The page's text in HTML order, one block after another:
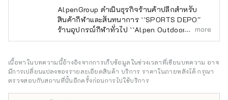
AlpenGroup ดำเนินธุรกิจร้านค้าปลีกสำหรับ
สินค้ากีฬาและสันทนาการ ``SPORTS DEPO''
ร้านอุปกรณ์กีฬาทั่วไป ``Alpen Outdoors'' ร้าน
ขายอุปกรณ์กลางแจ้งเฉพาะทาง และ ``GOLF5''
ทั่วประเทศ โดยนำเสนอสินค้ากีฬาจากแบรนด์
กีฬาชื่อดังรวมถึง เครื่องแต่งกายและรองเท้าที่ทัน
สมัยเรานำเสนอผลิตภัณฑ์และบริการที่หลาก
more
เนื้อหาในบทความนี้อ้างอิงจากการเก็บข้อมูลในช่วงเวลาที่เขียนบทความ อาจ
มีการเปลี่ยนแปลงของรายละเอียดสินค้า บริการ ราคาในภายหลังได้ กรุณา
ตรวจสอบกับสถานที่นั้นอีกครั้งก่อนการไปใช้บริการ